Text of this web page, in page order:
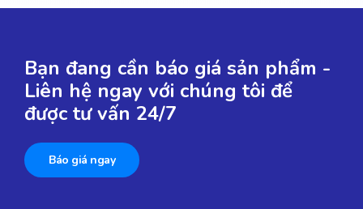
Bạn đang cần báo giá sản phẩm -
Liên hệ ngay với chúng tôi để
được tư vấn 24/7
Báo giá ngay